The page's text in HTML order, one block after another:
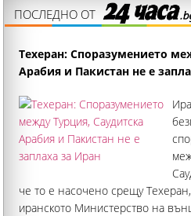
ПОСЛЕДНО ОТ
Техеран: Споразумението
Арабия и Пакистан не е
че то е насочено срещу
иранското Министерство на